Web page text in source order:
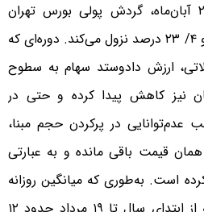
شهریور تا پایان معاملات ۲۰ آبان‌ماه، گردش پولی بورس تهران
کاهش بیشتری را ثبت کرده و ۴/ ۲۳ درصد نزول می‌کند. دوره‌ای که
ارزش دادوستد سهام به سطوح
تومان نیز کاهش پیدا کرده و حتی در
عدم‌توانایی در پرکردن حجم مبنا،
قیمت باقی مانده و به عبارتی
است. به‌طوری که میانگین روزانه